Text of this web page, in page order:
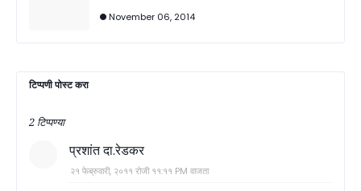
November 06, 2014
टिप्पणी पोस्ट करा
2 टिप्पण्या
प्रशांत दा.रेडकर
२१ फेब्रुवारी, २०११ रोजी ११:११ PM वाजता